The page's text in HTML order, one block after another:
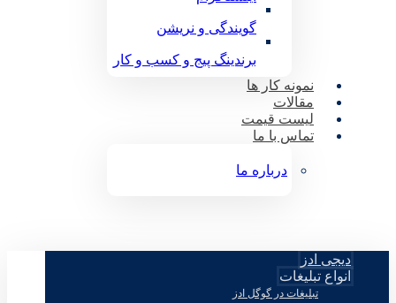
گویندگی و نریشن
برندینگ پیج و کسب و کار
نمونه کار ها
مقالات
لیست قیمت
تماس با ما
درباره ما
دیجی ادز
انواع تبلیغات
تبلیغات در گوگل ادز